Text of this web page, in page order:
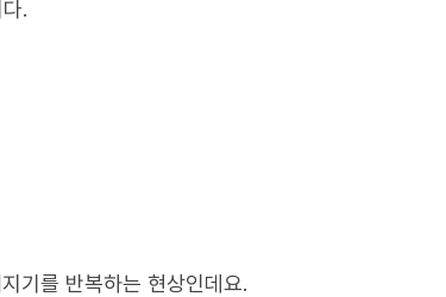
.
기를 반복하는 현상인데요.